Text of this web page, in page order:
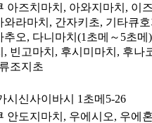
아즈치마치, 아와지마치, 이
라마치, 간자키초, 기타큐
오, 다니마치(1초메～5초
빈고마치, 후시미마치, 후
조지초
시신사이바시 1초메5-26
안도지마치, 우에시오, 우에